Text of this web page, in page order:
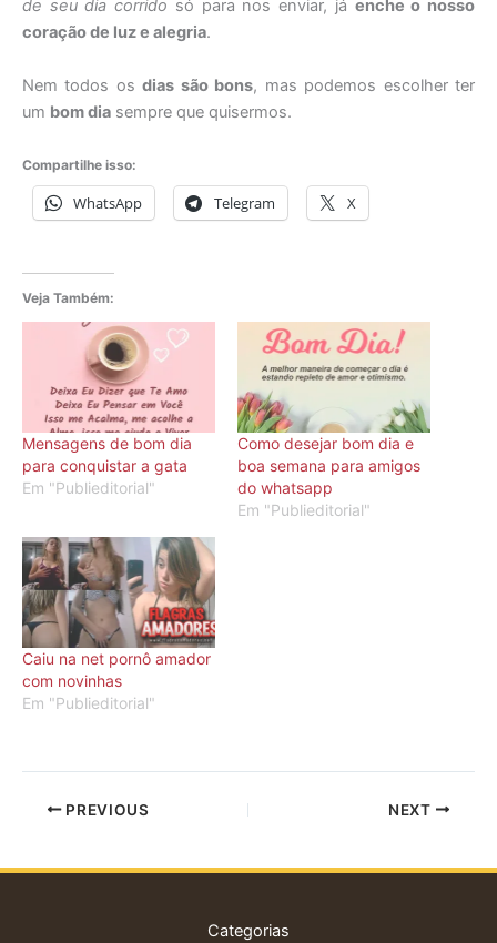
de seu dia corrido só para nos enviar, já enche o nosso
coração de luz e alegria.
Nem todos osdias são bons, mas podemos escolher ter
um bom dia sempre que quisermos.
Compartilhe isso:
WhatsApp Telegram X
Veja Também:
Mensagens de bom dia
para conquistar a gata
Em "Publieditorial"
Como desejar bom dia e
boa semana para amigos
do whatsapp
Em "Publieditorial"
Caiu na net pornô amador
com novinhas
Em "Publieditorial"
PREVIOUS NEXT
Categorias